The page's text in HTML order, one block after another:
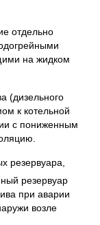
отдельно
на жидком
(дизельного
к котельной
с пониженным
резервуара,
резервуар
при аварии
возле